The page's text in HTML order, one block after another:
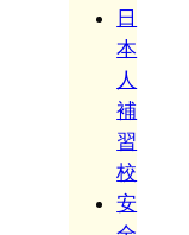
日
本
人
補
習
校
安